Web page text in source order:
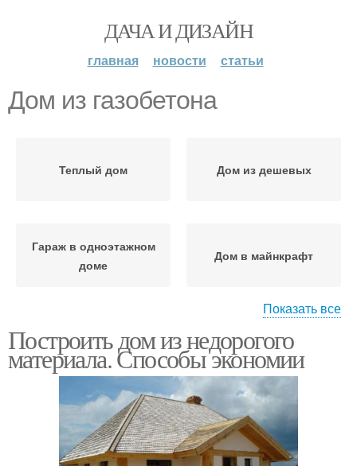
ДАЧА И ДИЗАЙН
главная новости статьи
Дом из газобетона
Теплый дом Дом из дешевых
Гараж в одноэтажном
доме
Дом в майнкрафт
Компактный дом Дом с гаражом
Показать все
Построить дом из недорогого
материала. Способы экономии